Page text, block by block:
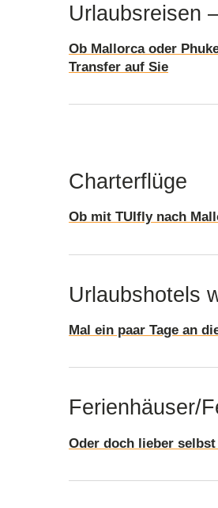
Urlaubsreisen
Ob Mallorca oder
Transfer auf Sie
Charterflüge
Ob mit TUIfly nach
Urlaubshotels
Mal ein paar Tage an
Ferienhäuser/
Oder doch lieber